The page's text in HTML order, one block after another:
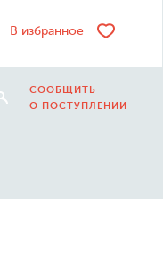
В избранное
СООБЩИТЬ
О ПОСТУПЛЕНИИ